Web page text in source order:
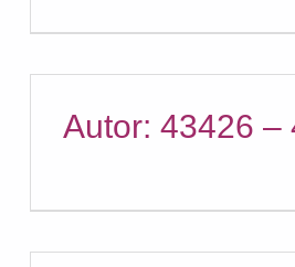
Autor: 43426 –